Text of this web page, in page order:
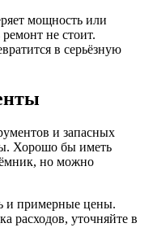
мощность или
не стоит.
в серьёзную
и запасных
Хорошо бы иметь
но можно
и примерные цены.
расходов, уточняйте в